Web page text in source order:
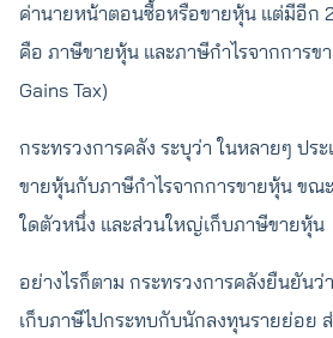
ค่านายหน้าตอนซื้อหรือขายหุ้น แต่มีอีก
คือ ภาษีขายหุ้น และภาษีกำไรจากการ
Gains Tax)
กระทรวงการคลัง ระบุว่า ในหลายๆ ปร
ขายหุ้นกับภาษีกำไรจากการขายหุ้น ขณ
ใดตัวหนึ่ง และส่วนใหญ่เก็บภาษีขายหุ้น
อย่างไรก็ตาม กระทรวงการคลังยืนยันว่
เก็บภาษีไปกระทบกับนักลงทุนรายย่อย